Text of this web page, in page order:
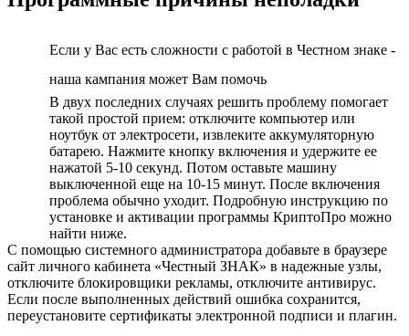
Если у Вас есть сложности с работой в Честном знаке -
наша кампания может Вам помочь
В двух последних случаях решить проблему помогает
такой простой прием: отключите компьютер или
ноутбук от электросети, извлеките аккумуляторную
батарею. Нажмите кнопку включения и удержите ее
нажатой 5-10 секунд. Потом оставьте машину
выключенной еще на 10-15 минут. После включения
проблема обычно уходит. Подробную инструкцию по
установке и активации программы КриптоПро можно
найти ниже.
С помощью системного администратора добавьте в браузере
сайт личного кабинета «Честный ЗНАК» в надежные узлы,
отключите блокировщики рекламы, отключите антивирус.
Если после выполненных действий ошибка сохранится,
переустановите сертификаты электронной подписи и плагин.